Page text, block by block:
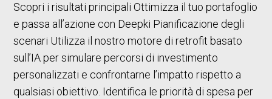
Scopri i risultati principali Ottimizza il tuo portafoglio
e passa all’azione con Deepki Pianificazione degli
scenari Utilizza il nostro motore di retrofit basato
sull’IA per simulare percorsi di investimento
personalizzati e confrontarne l’impatto rispetto a
qualsiasi obiettivo. Identifica le priorità di spesa per